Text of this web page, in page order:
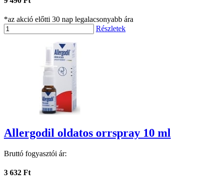
*az akció előtti 30 nap legalacsonyabb ára
Részletek
Allergodil oldatos orrspray 10 ml
Bruttó fogyasztói ár:
3 632 Ft